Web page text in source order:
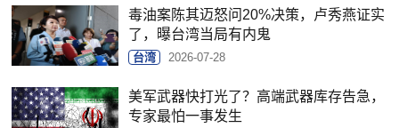
毒油案陈其迈怒问20%决策，卢秀燕证实
了，曝台湾当局有内鬼
台湾 2026-07-28
美军武器快打光了？高端武器库存告急，
专家最怕一事发生